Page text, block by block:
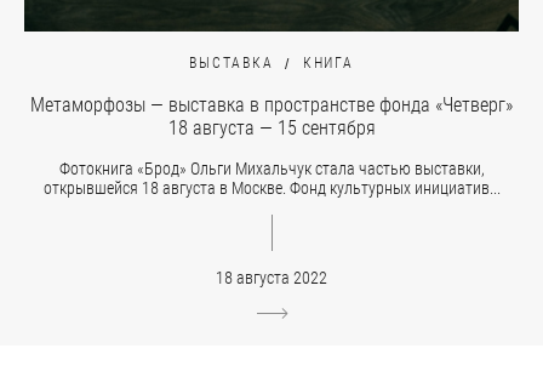
ВЫСТАВКА КНИГА
Метаморфозы — выставка в пространстве фонда «Четверг»
18 августа — 15 сентября
Фотокнига «Брод» Ольги Михальчук стала частью выставки,
открывшейся 18 августа в Москве. Фонд культурных инициатив...
18 августа 2022